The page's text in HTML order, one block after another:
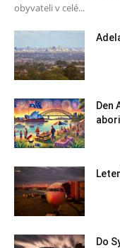
obyvateli v celé...
Den
Do